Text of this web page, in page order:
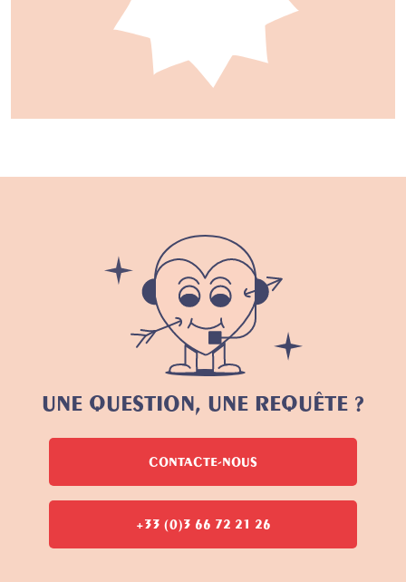
UNE QUESTION, UNE REQUÊTE ?
CONTACTE-NOUS
+33 (0)3 66 72 21 26